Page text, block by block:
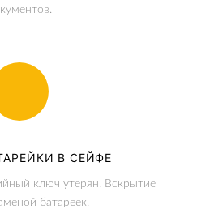
В СЕЙФЕ
ключ утерян. Вскрытие
батареек.